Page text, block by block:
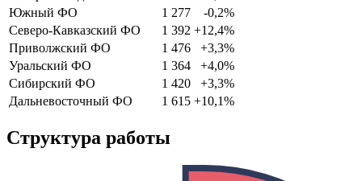
Южный ФО
1 277
-0,2%
Северо-Кавказский ФО
1 392 +12,4%
Приволжский ФО
1 476
+3,3%
Уральский ФО
1 364
+4,0%
Сибирский ФО
1 420
+3,3%
Дальневосточный ФО
1 615 +10,1%
Структура работы